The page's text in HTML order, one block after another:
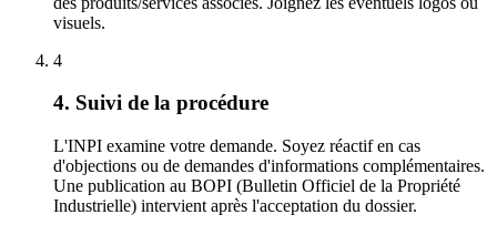
visuels.
4
4. Suivi de la procédure
L'INPI examine votre demande. Soyez réactif en cas
d'objections ou de demandes d'informations complémentaires.
Une publication au BOPI (Bulletin Officiel de la Propriété
Industrielle) intervient après l'acceptation du dossier.